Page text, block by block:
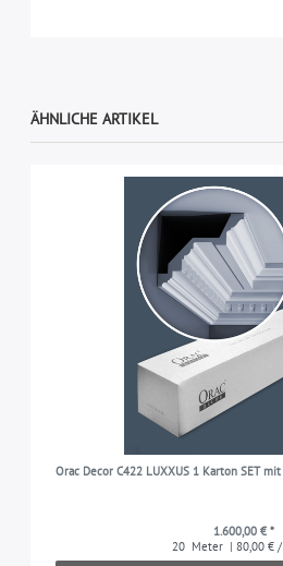
ÄHNLICHE ARTIKEL
Orac Decor C422 LUXXUS 1 Karton SET
1.600,00 € *
20 Meter | 80,00 €